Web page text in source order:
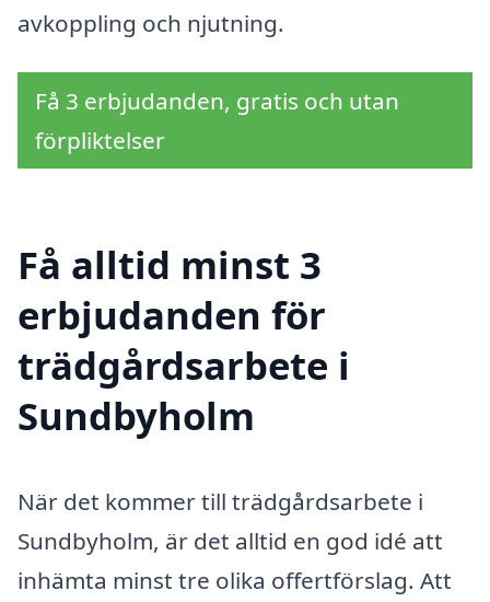
avkoppling och njutning.
Få 3 erbjudanden, gratis och utan
förpliktelser
Få alltid minst 3
erbjudanden för
trädgårdsarbete i
Sundbyholm
När det kommer till trädgårdsarbete i
Sundbyholm, är det alltid en god idé att
inhämta minst tre olika offertförslag. Att